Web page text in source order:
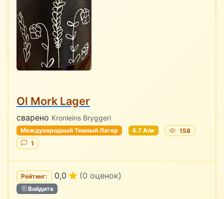
Ol Mork Lager
сварено Kronleins Bryggeri
Международный Темный Лагер 4.7 Алк
158
1
Рейтинг: 0,0 (0 оценок)
Войдите